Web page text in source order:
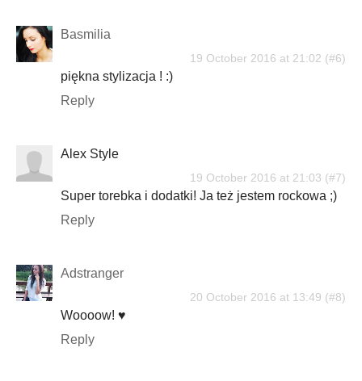
Basmilia
19 October 2016 at 21:02
piękna stylizacja ! :)
Reply
Alex Style
19 October 2016 at 21:03
Super torebka i dodatki! Ja też jestem rockowa ;)
Reply
Adstranger
20 October 2016 at 13:49
Woooow! ♥
Reply